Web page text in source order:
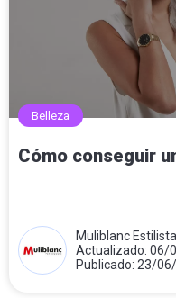
Belleza
Cómo conseguir
Muliblanc
Actualizado: 06/
Publicado: 23/